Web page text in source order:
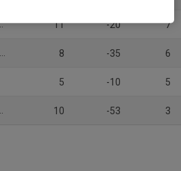
11 -20 7
8 -35 6
5 -10 5
10 -53 3